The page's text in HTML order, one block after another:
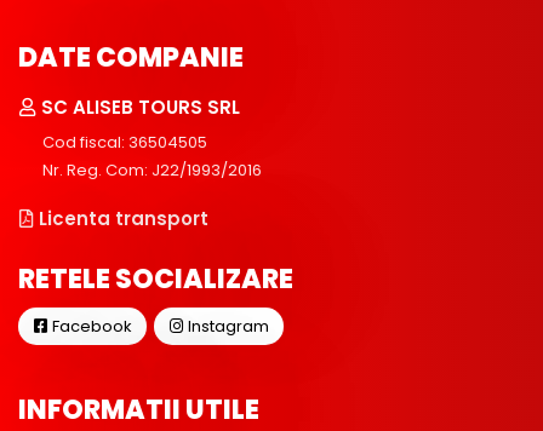
DATE COMPANIE
SC ALISEB TOURS SRL
Cod fiscal: 36504505
Nr. Reg. Com: J22/1993/2016
Licenta transport
RETELE SOCIALIZARE
Facebook Instagram
INFORMATII UTILE